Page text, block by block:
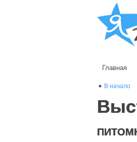
Главная
В начало